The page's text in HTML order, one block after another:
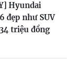
Hyundai
đẹp như SUV
triệu đồng